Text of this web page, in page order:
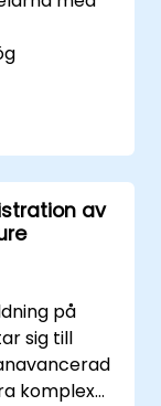
standby-
broker.
i
med RAC,
av
på
sig till
komplexa,